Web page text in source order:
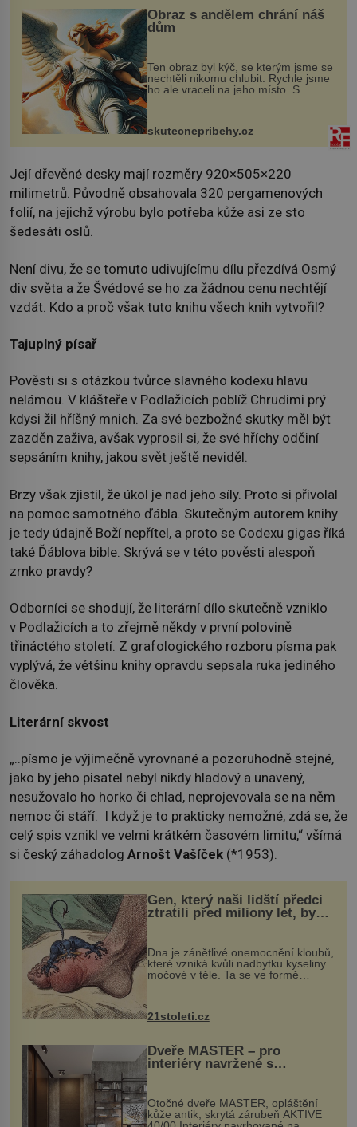
Obraz s andělem chrání náš
dům
Ten obraz byl kýč, se kterým jsme se
nechtěli nikomu chlubit. Rychle jsme
ho ale vraceli na jeho místo. S
manželem Vaškem jsme si pořídili
chaloupku, takový domek na severu
Čech, kde jsme si naplánova...
skutecnepribehy.cz
Její dřevěné desky mají rozměry 920×505×220
milimetrů. Původně obsahovala 320 pergamenových
folií, na jejichž výrobu bylo potřeba kůže asi ze sto
šedesáti oslů.
Není divu, že se tomuto udivujícímu dílu přezdívá Osmý
div světa a že Švédové se ho za žádnou cenu nechtějí
vzdát. Kdo a proč však tuto knihu všech knih vytvořil?
Tajuplný písař
Pověsti si s otázkou tvůrce slavného kodexu hlavu
nelámou. V klášteře v Podlažicích poblíž Chrudimi prý
kdysi žil hříšný mnich. Za své bezbožné skutky měl být
zazděn zaživa, avšak vyprosil si, že své hříchy odčiní
sepsáním knihy, jakou svět ještě neviděl.
Brzy však zjistil, že úkol je nad jeho síly. Proto si přivolal
na pomoc samotného ďábla. Skutečným autorem knihy
je tedy údajně Boží nepřítel, a proto se Codexu gigas říká
také Ďáblova bible. Skrývá se v této pověsti alespoň
zrnko pravdy?
Odborníci se shodují, že literární dílo skutečně vzniklo
v Podlažicích a to zřejmě někdy v první polovině
třináctého století. Z grafologického rozboru písma pak
vyplývá, že většinu knihy opravdu sepsala ruka jediného
člověka.
Literární skvost
„..písmo je výjimečně vyrovnané a pozoruhodně stejné,
jako by jeho pisatel nebyl nikdy hladový a unavený,
nesužovalo ho horko či chlad, neprojevovala se na něm
nemoc či stáří. I když je to prakticky nemožné, zdá se, že
celý spis vznikl ve velmi krátkém časovém limitu,“ všímá
si český záhadolog Arnošt Vašíček (*1953).
Gen, který naši lidští předci
ztratili před miliony let, by
mohl pomoci s léčbou
„nemoci králů“
Dna je zánětlivé onemocnění kloubů,
které vzniká kvůli nadbytku kyseliny
močové v těle. Ta se ve formě
nohou, a způsobuje bole...
21stoleti.cz
Dveře MASTER – pro
interiéry navržené s
rozumem i vášní!
Otočné dveře MASTER, opláštění
kůže antik, skrytá zárubeň AKTIVE